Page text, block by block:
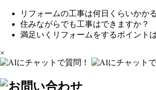
リフォームの工事は何日くらいかか
住みながらでも工事はできますか？
満足いくリフォームをするポイント
×